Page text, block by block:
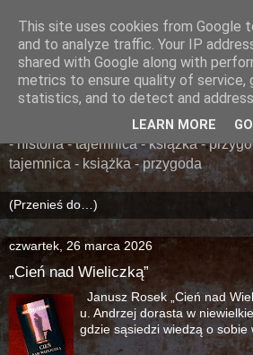
.........
BIBLIOTEKA
książka - przygoda - historia -
- historia - tajemnica - książka -
tajemnica - książka - przygoda
czwartek, 26 marca 2026
„Cień nad Wieliczką”
Janusz Rosek „Cień nad
u. Andrzej dorasta w
gdzie sąsiedzi wiedzą o sobie
This site uses cookies from Google
and to analyze traffic. Your IP
shared with Google along with
metrics to ensure quality of service,
statistics, and to detect and
LEARN MORE